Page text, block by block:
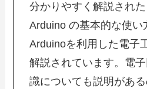
分かりやすく解説された
Arduino の基本的な使い
Arduinoを利用した電子
解説されています。電
識についても説明があ